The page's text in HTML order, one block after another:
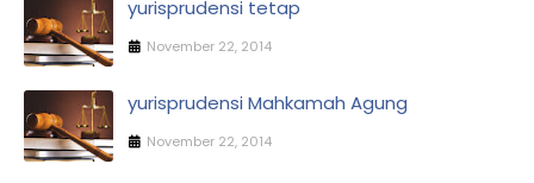
yurisprudensi tetap
November 22, 2014
yurisprudensi Mahkamah Agung
November 22, 2014